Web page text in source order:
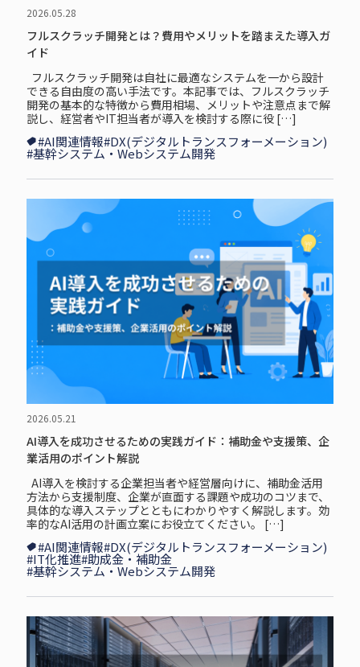
2026.05.28
フルスクラッチ開発とは？費用やメリットを踏まえた導入ガ
イド
フルスクラッチ開発は自社に最適なシステムを一から設計
できる自由度の高い手法です。本記事では、フルスクラッチ
開発の基本的な特徴から費用相場、メリットや注意点まで解
説し、経営者やIT担当者が導入を検討する際に役 […]
#AI関連情報#DX(デジタルトランスフォーメーション)
#基幹システム・Webシステム開発
2026.05.21
AI導入を成功させるための実践ガイド：補助金や支援策、企
業活用のポイント解説
AI導入を検討する企業担当者や経営層向けに、補助金活用
方法から支援制度、企業が直面する課題や成功のコツまで、
具体的な導入ステップとともにわかりやすく解説します。効
率的なAI活用の計画立案にお役立てください。 […]
#AI関連情報#DX(デジタルトランスフォーメーション)
#IT化推進#助成金・補助金
#基幹システム・Webシステム開発